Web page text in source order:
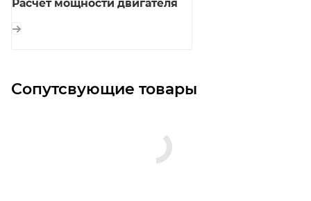
Расчет мощности двигателя
Сопутсвующие товары